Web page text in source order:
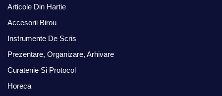
Articole Din Hartie
Accesorii Birou
Instrumente De Scris
Prezentare, Organizare, Arhivare
Curatenie Si Protocol
Horeca